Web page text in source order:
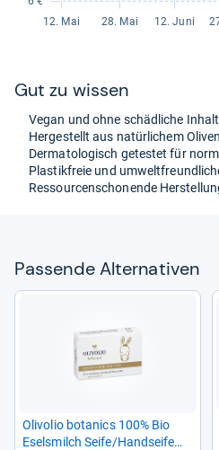
Gut zu wis­sen
Vegan und ohne schäd­li­che
Her­ge­stellt aus natür­li­chem
Der­ma­to­lo­gisch getes­tet für
Plas­tik­freie und
Res­sour­cen­scho­nende
Pas­sende Alter­na­ti­ven
Oli­vo­lio bota­nics 100% Bio
Esels­milch Seife/Hand­seife